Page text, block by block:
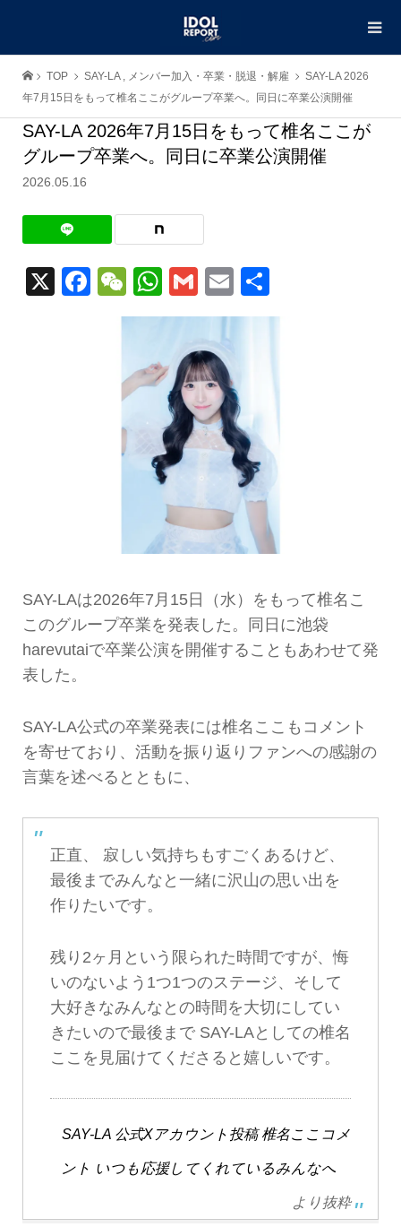
TOP SAY-LA , メンバー加入・卒業・脱退・解雇
SAY-LA 2026
年7月15日をもって椎名ここがグループ卒業へ。同日に卒業公演開催
SAY-LA 2026年7月15日をもって椎名ここが
グループ卒業へ。同日に卒業公演開催
2026.05.16
X Facebook
WeChat
WhatsApp
GmailEmail
有
SAY-LAは2026年7月15日（水）をもって椎名こ
このグループ卒業を発表した。同日に池袋
harevutaiで卒業公演を開催することもあわせて発
表した。
SAY-LA公式の卒業発表には椎名ここもコメント
を寄せており、活動を振り返りファンへの感謝の
言葉を述べるとともに、
正直、 寂しい気持ちもすごくあるけど、
最後までみんなと一緒に沢山の思い出を
作りたいです。
残り2ヶ月という限られた時間ですが、悔
いのないよう1つ1つのステージ、そして
大好きなみんなとの時間を大切にしてい
きたいので最後まで SAY-LAとしての椎名
ここを見届けてくださると嬉しいです。
SAY-LA 公式Xアカウント投稿 椎名ここコメ
ント いつも応援してくれているみんなへ
より抜粋